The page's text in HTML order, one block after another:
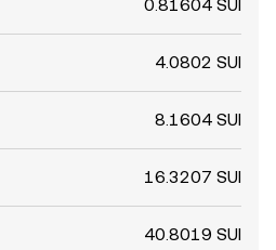
0.81604 SUI
4.0802 SUI
8.1604 SUI
16.3207 SUI
40.8019 SUI